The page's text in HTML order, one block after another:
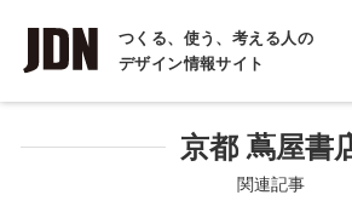
つくる、使う、考える人の
デザイン情報サイト
INTERVIEW
インタビュー
REPORT京都 蔦屋書
関連記事